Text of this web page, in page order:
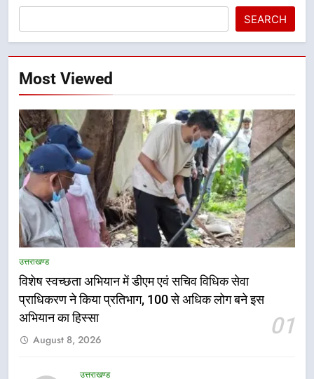
SEARCH
Most Viewed
उत्तराखण्ड
विशेष स्वच्छता अभियान में डीएम एवं सचिव विधिक सेवा
प्राधिकरण ने किया प्रतिभाग, 100 से अधिक लोग बने इस
अभियान का हिस्सा
01
August 8, 2026
उत्तराखण्ड
5
हर घर तिरंगा अभियान को जन-जन तक
पहुंचाने की तैयारी, 9 से 17 अगस्त तक